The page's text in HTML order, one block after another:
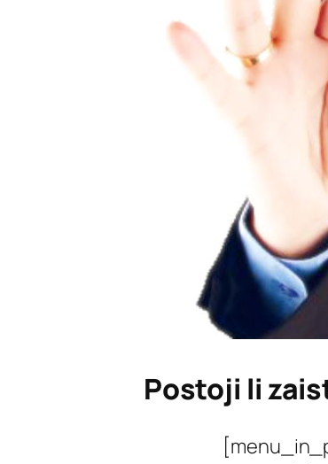
Postoji li